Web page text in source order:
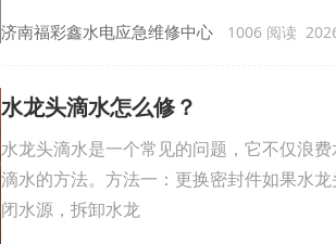
济南福彩鑫水电应急维修中心 1006 阅读
水龙头滴水怎么修？
水龙头滴水是一个常见的问题，它不仅浪
滴水的方法。方法一：更换密封件如果水
闭水源，拆卸水龙